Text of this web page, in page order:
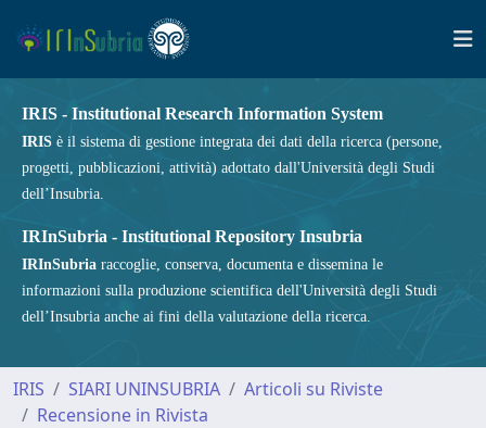
IRIS - Institutional Research Information System
IRIS è il sistema di gestione integrata dei dati della ricerca (persone,
progetti, pubblicazioni, attività) adottato dall'Università degli Studi
dell’Insubria.
IRInSubria - Institutional Repository Insubria
IRInSubria raccoglie, conserva, documenta e dissemina le
informazioni sulla produzione scientifica dell'Università degli Studi
dell’Insubria anche ai fini della valutazione della ricerca.
IRIS SIARI UNINSUBRIA
Articoli su Riviste
Recensione in Rivista